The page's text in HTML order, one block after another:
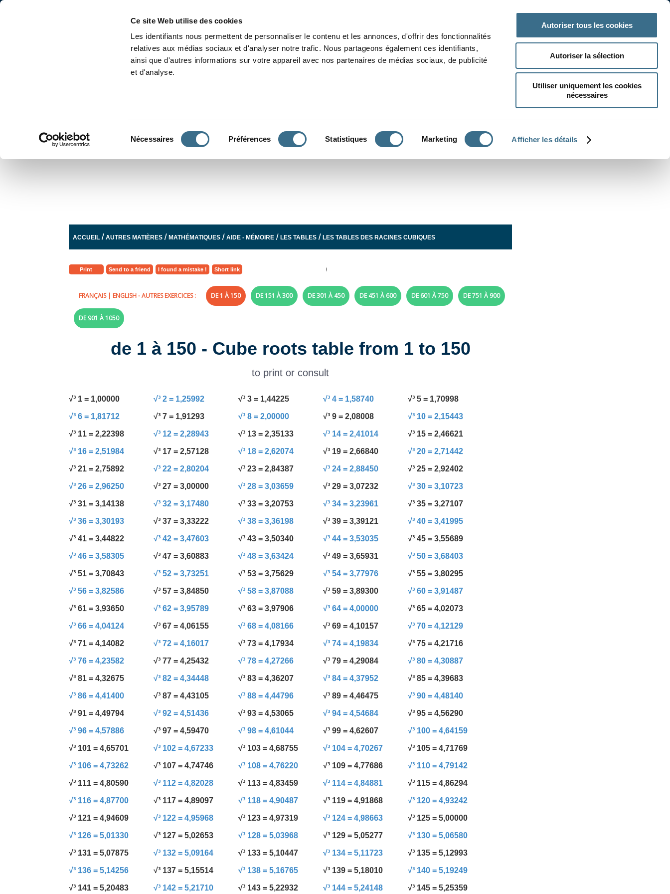
Ce site Web utilise des cookies
Les identifiants nous permettent de personnaliser le contenu et les annonces, d'offrir des fonctionnalités
relatives aux médias sociaux et d'analyser notre trafic. Nous partageons également ces identifiants,
ainsi que d'autres informations sur votre appareil avec nos partenaires de médias sociaux, de publicité
et d'analyse.
Nécessaires Préférences Statistiques Marketing Afficher les détails
Autoriser tous les cookies
Autoriser la sélection
Utiliser uniquement les cookies
nécessaires
ACCUEIL /AUTRES MATIÈRES /MATHÉMATIQUES /AIDE - MÉMOIRE /LES TABLES /LES TABLES DES RACINES CUBIQUES
Print Send to a friend I found a mistake ! Short link
FRANÇAIS| ENGLISH- AUTRES EXERCICES : DE 1 À 150 DE 151 À 300 DE 301 À 450 DE 451 À 600 DE 601 À 750 DE 751 À 900
DE 901 À 1050
de 1 à 150 - Cube roots table from 1 to 150
to print or consult
√³ 1 = 1,00000 √³ 2 = 1,25992 √³ 3 = 1,44225 √³ 4 = 1,58740 √³ 5 = 1,70998
√³ 6 = 1,81712 √³ 7 = 1,91293 √³ 8 = 2,00000 √³ 9 = 2,08008 √³ 10 = 2,15443
√³ 11 = 2,22398 √³ 12 = 2,28943 √³ 13 = 2,35133 √³ 14 = 2,41014 √³ 15 = 2,46621
√³ 16 = 2,51984 √³ 17 = 2,57128 √³ 18 = 2,62074 √³ 19 = 2,66840 √³ 20 = 2,71442
√³ 21 = 2,75892 √³ 22 = 2,80204 √³ 23 = 2,84387 √³ 24 = 2,88450 √³ 25 = 2,92402
√³ 26 = 2,96250 √³ 27 = 3,00000 √³ 28 = 3,03659 √³ 29 = 3,07232 √³ 30 = 3,10723
√³ 31 = 3,14138 √³ 32 = 3,17480 √³ 33 = 3,20753 √³ 34 = 3,23961 √³ 35 = 3,27107
√³ 36 = 3,30193 √³ 37 = 3,33222 √³ 38 = 3,36198 √³ 39 = 3,39121 √³ 40 = 3,41995
√³ 41 = 3,44822 √³ 42 = 3,47603 √³ 43 = 3,50340 √³ 44 = 3,53035 √³ 45 = 3,55689
√³ 46 = 3,58305 √³ 47 = 3,60883 √³ 48 = 3,63424 √³ 49 = 3,65931 √³ 50 = 3,68403
√³ 51 = 3,70843 √³ 52 = 3,73251 √³ 53 = 3,75629 √³ 54 = 3,77976 √³ 55 = 3,80295
√³ 56 = 3,82586 √³ 57 = 3,84850 √³ 58 = 3,87088 √³ 59 = 3,89300 √³ 60 = 3,91487
√³ 61 = 3,93650 √³ 62 = 3,95789 √³ 63 = 3,97906 √³ 64 = 4,00000 √³ 65 = 4,02073
√³ 66 = 4,04124 √³ 67 = 4,06155 √³ 68 = 4,08166 √³ 69 = 4,10157 √³ 70 = 4,12129
√³ 71 = 4,14082 √³ 72 = 4,16017 √³ 73 = 4,17934 √³ 74 = 4,19834 √³ 75 = 4,21716
√³ 76 = 4,23582 √³ 77 = 4,25432 √³ 78 = 4,27266 √³ 79 = 4,29084 √³ 80 = 4,30887
√³ 81 = 4,32675 √³ 82 = 4,34448 √³ 83 = 4,36207 √³ 84 = 4,37952 √³ 85 = 4,39683
√³ 86 = 4,41400 √³ 87 = 4,43105 √³ 88 = 4,44796 √³ 89 = 4,46475 √³ 90 = 4,48140
√³ 91 = 4,49794 √³ 92 = 4,51436 √³ 93 = 4,53065 √³ 94 = 4,54684 √³ 95 = 4,56290
√³ 96 = 4,57886 √³ 97 = 4,59470 √³ 98 = 4,61044 √³ 99 = 4,62607 √³ 100 = 4,64159
√³ 101 = 4,65701 √³ 102 = 4,67233 √³ 103 = 4,68755 √³ 104 = 4,70267 √³ 105 = 4,71769
√³ 106 = 4,73262 √³ 107 = 4,74746 √³ 108 = 4,76220 √³ 109 = 4,77686 √³ 110 = 4,79142
√³ 111 = 4,80590 √³ 112 = 4,82028 √³ 113 = 4,83459 √³ 114 = 4,84881 √³ 115 = 4,86294
√³ 116 = 4,87700 √³ 117 = 4,89097 √³ 118 = 4,90487 √³ 119 = 4,91868 √³ 120 = 4,93242
√³ 121 = 4,94609 √³ 122 = 4,95968 √³ 123 = 4,97319 √³ 124 = 4,98663 √³ 125 = 5,00000
√³ 126 = 5,01330 √³ 127 = 5,02653 √³ 128 = 5,03968 √³ 129 = 5,05277 √³ 130 = 5,06580
√³ 131 = 5,07875 √³ 132 = 5,09164 √³ 133 = 5,10447 √³ 134 = 5,11723 √³ 135 = 5,12993
√³ 136 = 5,14256 √³ 137 = 5,15514 √³ 138 = 5,16765 √³ 139 = 5,18010 √³ 140 = 5,19249
√³ 141 = 5,20483 √³ 142 = 5,21710 √³ 143 = 5,22932 √³ 144 = 5,24148 √³ 145 = 5,25359